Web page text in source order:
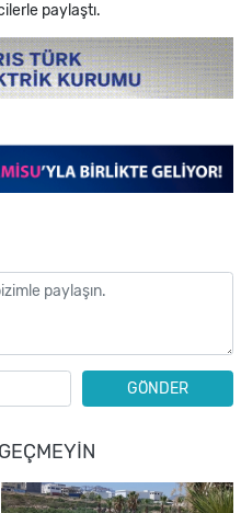
paylaştı.
GÖNDER